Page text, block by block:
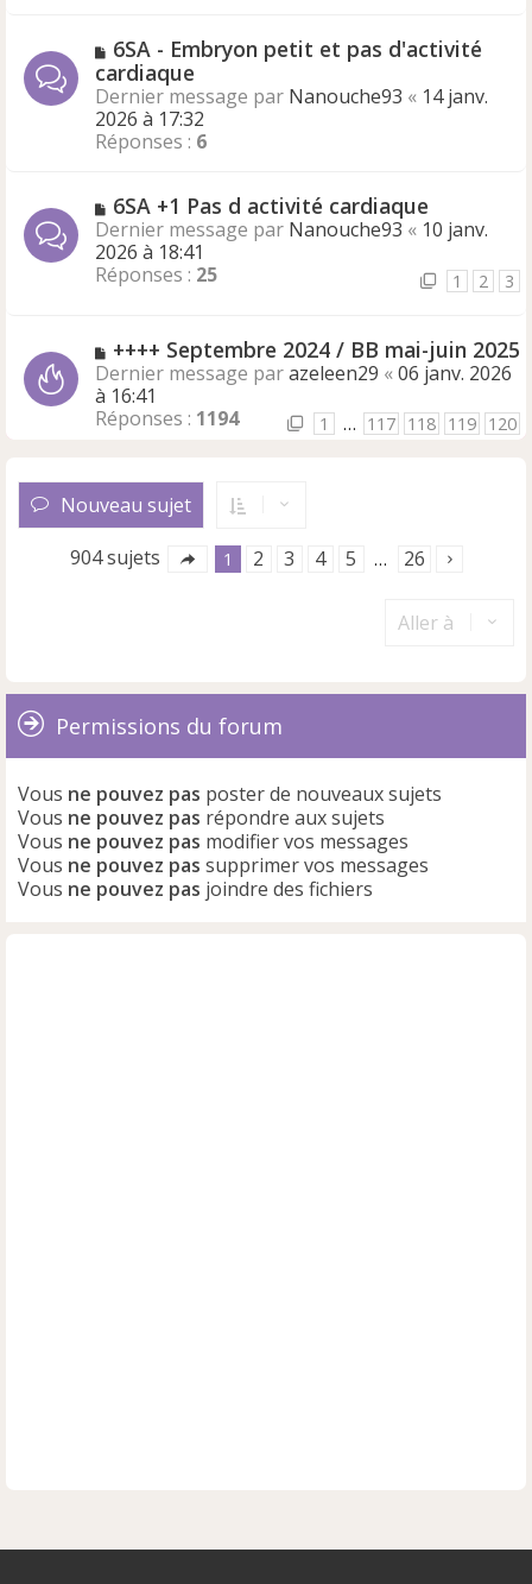
6SA - Embryon petit et pas d'activité
cardiaque
Dernier message par Nanouche93 « 14 janv.
2026 à 17:32
Réponses : 6
6SA +1 Pas d activité cardiaque
Dernier message par Nanouche93 « 10 janv.
2026 à 18:41
Réponses : 25 1 2 3
++++ Septembre 2024 / BB mai-juin 2025
Dernier message parazeleen29 «06 janv. 2026
à 16:41
Réponses : 1194 1 … 117 118 119 120
Nouveau sujet
904 sujets
1 2 3 4 5 … 26
Aller à
Permissions du forum
Vous ne pouvez pas poster de nouveaux sujets
Vous ne pouvez pas répondre aux sujets
Vous ne pouvez pas modifier vos messages
Vous ne pouvez pas supprimer vos messages
Vous ne pouvez pas joindre des fichiers